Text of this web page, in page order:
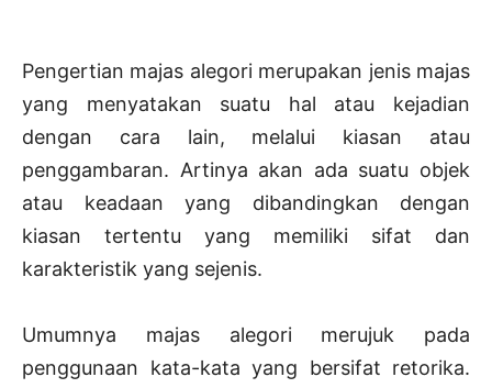
Pengertian majas alegori merupakan jenis majas
yang menyatakan suatu hal atau kejadian
dengan cara lain, melalui kiasan atau
penggambaran. Artinya akan ada suatu objek
atau keadaan yang dibandingkan dengan
kiasan tertentu yang memiliki sifat dan
karakteristik yang sejenis.
Umumnya majas alegori merujuk pada
penggunaan kata-kata yang bersifat retorika.